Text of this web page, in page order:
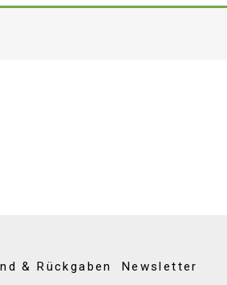
& Rückgaben Newsletter